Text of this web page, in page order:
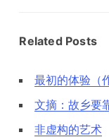
Related Posts
最初的体验（
文摘：故乡要
非虚构的艺术